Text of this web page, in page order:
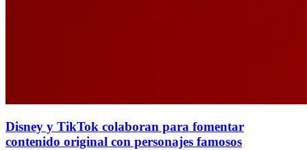
Disney y TikTok colaboran para fomentar
contenido original con personajes famosos